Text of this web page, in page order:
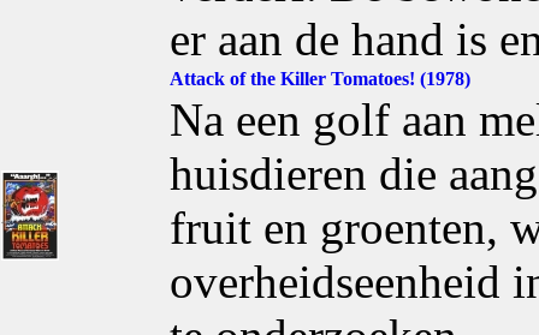
er aan de hand is
Attack of the Killer Tomatoes! (1978)
Na een golf aan
huisdieren die
fruit en groenten,
overheidseenheid